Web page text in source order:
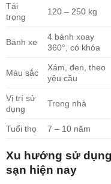
Tải
trọng
120 – 250 kg
Bánh xe
4 bánh xoay
360°, có khóa
Màu sắc
Xám, đen, theo
yêu cầu
Vị trí sử
dụng
Trong nhà
Tuổi thọ 7 – 10 năm
Xu hướng sử
sạn hiện nay